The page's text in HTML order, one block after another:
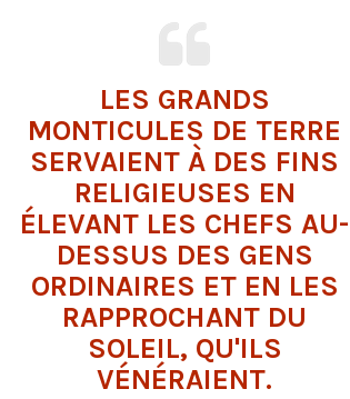
LES GRANDS
MONTICULES DE TERRE
SERVAIENT À DES FINS
RELIGIEUSES EN
ÉLEVANT LES CHEFS AU-
DESSUS DES GENS
ORDINAIRES ET EN LES
RAPPROCHANT DU
SOLEIL, QU'ILS
VÉNÉRAIENT.